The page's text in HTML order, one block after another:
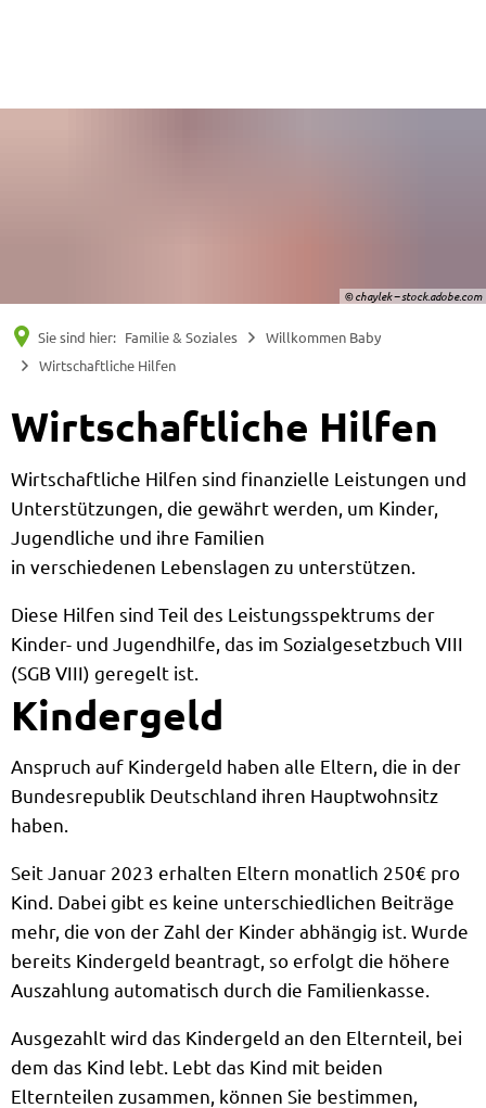
© chaylek – stock.adobe.com
Sie sind hier: Familie & Soziales
Willkommen Baby
Wirtschaftliche Hilfen
Wirtschaftliche Hilfen
Wirtschaftliche Hilfen sind finanzielle Leistungen und
Unterstützungen, die gewährt werden, um Kinder,
Jugendliche und ihre Familien
in verschiedenen Lebenslagen zu unterstützen.
Diese Hilfen sind Teil des Leistungsspektrums der
Kinder- und Jugendhilfe, das im Sozialgesetzbuch VIII
(SGB VIII) geregelt ist.
Kindergeld
Anspruch auf Kindergeld haben alle Eltern, die in der
Bundesrepublik Deutschland ihren Hauptwohnsitz
haben.
Seit Januar 2023 erhalten Eltern monatlich 250€ pro
Kind. Dabei gibt es keine unterschiedlichen Beiträge
mehr, die von der Zahl der Kinder abhängig ist. Wurde
bereits Kindergeld beantragt, so erfolgt die höhere
Auszahlung automatisch durch die Familienkasse.
Ausgezahlt wird das Kindergeld an den Elternteil, bei
dem das Kind lebt. Lebt das Kind mit beiden
Elternteilen zusammen, können Sie bestimmen,